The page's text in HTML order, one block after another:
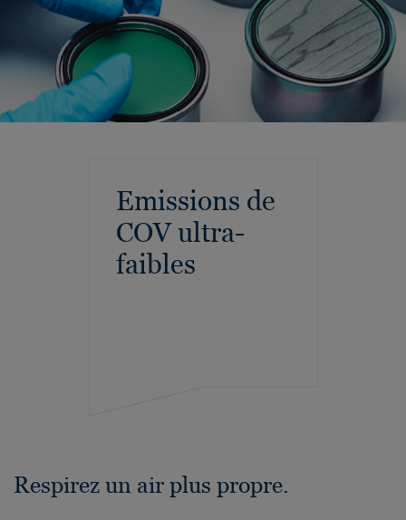
Emissions de
COV ultra-
faibles
Respirez un air plus propre.